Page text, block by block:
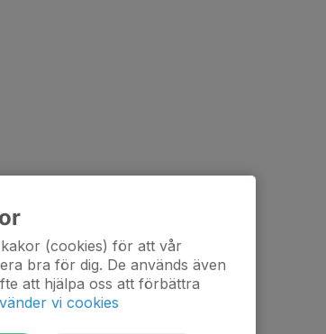
(cookies) för att vår
bra för dig. De används även
att hjälpa oss att förbättra
vi cookies